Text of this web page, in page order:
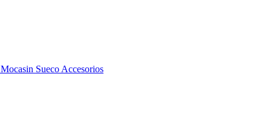
Mocasin Sueco Accesorios